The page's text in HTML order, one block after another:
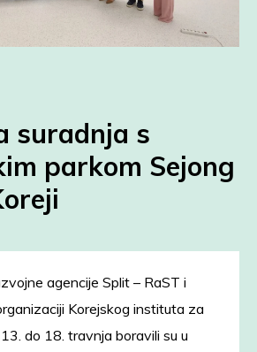
suradnja s
parkom Sejong
agencije Split – RaST i
Korejskog instituta za
do 18. travnja boravili su u